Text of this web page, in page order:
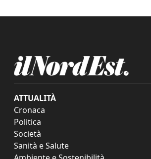
ATTUALITÀ
Cronaca
Politica
Società
Sanità e Salute